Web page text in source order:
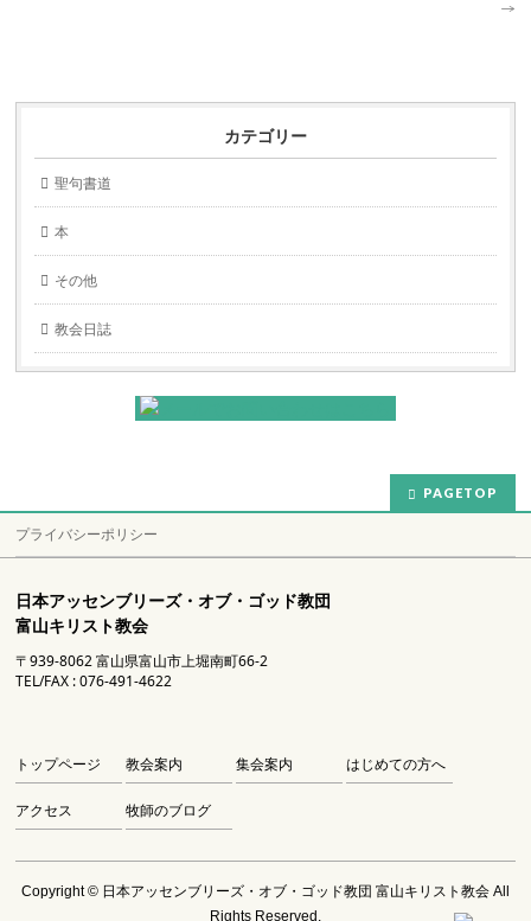
→
カテゴリー
聖句書道
本
その他
教会日誌
PAGETOP
プライバシーポリシー
日本アッセンブリーズ・オブ・ゴッド教団
富山キリスト教会
〒939-8062 富山県富山市上堀南町66-2
TEL/FAX : 076-491-4622
トップページ 教会案内 集会案内 はじめての方へ
アクセス 牧師のブログ
Copyright © 日本アッセンブリーズ・オブ・ゴッド教団 富山キリスト教会All
Rights Reserved.